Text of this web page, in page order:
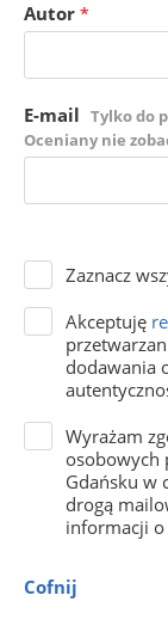
Autor *
E-mail Tylko do
Oceniany nie
Zaznacz
Akceptuję
dodawania
Wyrażam
osobowych
Gdańsku w
drogą
informacji o
Cofnij